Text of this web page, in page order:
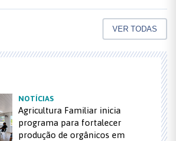
VER TODAS
NOTÍCIAS
Agricultura Familiar inicia
programa para fortalecer
produção de orgânicos em